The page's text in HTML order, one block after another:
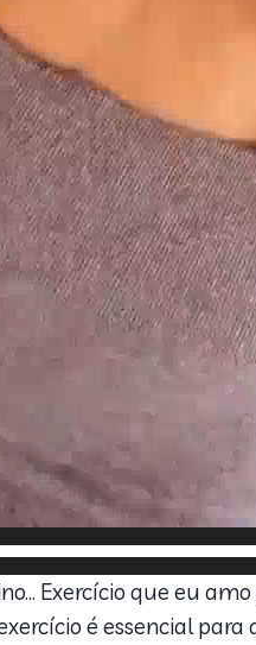
Exercício que eu
é essencial